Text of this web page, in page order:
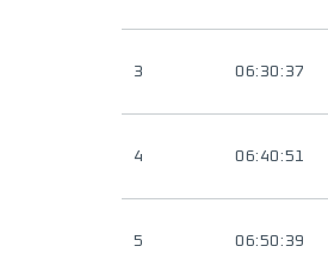
3 06:30:37
4 06:40:51
5 06:50:39